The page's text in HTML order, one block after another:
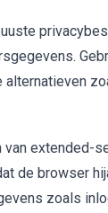
extended-
de browser
zoals